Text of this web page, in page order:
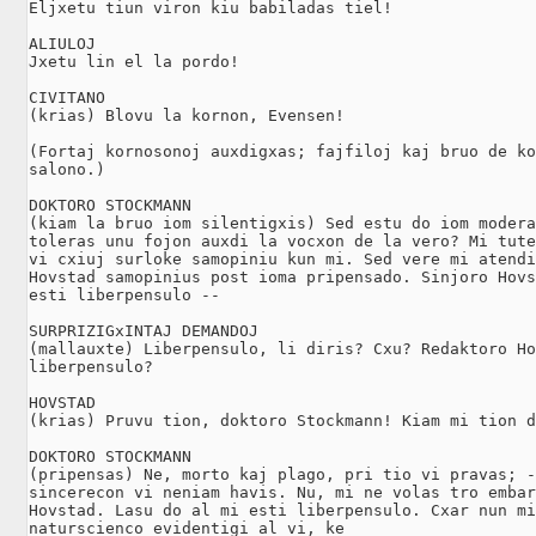
Eljxetu tiun viron kiu babiladas tiel!
ALIULOJ
Jxetu lin el la pordo!
CIVITANO
(krias) Blovu la kornon, Evensen!
(Fortaj kornosonoj auxdigxas; fajfiloj kaj bruo de
salono.)
DOKTORO STOCKMANN
(kiam la bruo iom silentigxis) Sed estu do iom
toleras unu fojon auxdi la vocxon de la vero? Mi
vi cxiuj surloke samopiniu kun mi. Sed vere mi
Hovstad samopinius post ioma pripensado. Sinjoro
esti liberpensulo --
SURPRIZIGxINTAJ DEMANDOJ
(mallauxte) Liberpensulo, li diris? Cxu? Redaktoro
liberpensulo?
HOVSTAD
(krias) Pruvu tion, doktoro Stockmann! Kiam mi tion
DOKTORO STOCKMANN
(pripensas) Ne, morto kaj plago, pri tio vi pravas;
sincerecon vi neniam havis. Nu, mi ne volas tro
Hovstad. Lasu do al mi esti liberpensulo. Cxar nun
naturscienco evidentigi al vi, ke